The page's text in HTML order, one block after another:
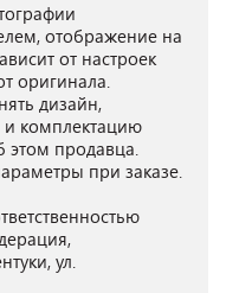
отображение на
от настроек
оригинала.
дизайн,
и комплектацию
этом продавца.
при заказе.
ул.